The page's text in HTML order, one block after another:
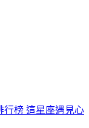
行榜 這星座遇見心